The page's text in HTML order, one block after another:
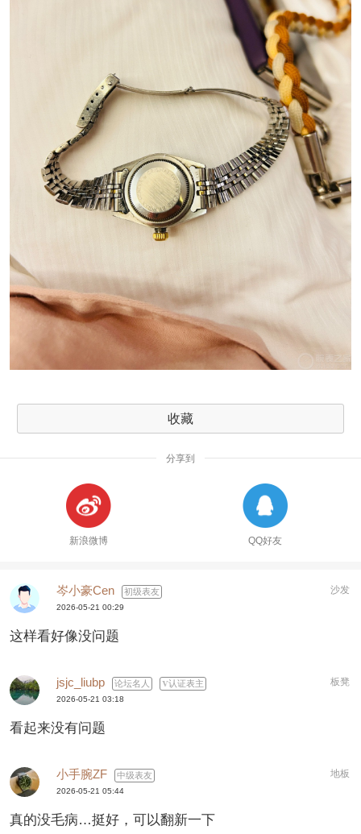
收藏
分享到
新浪微博 QQ好友
岑小豪Cen 初级表友 沙发
2026-05-21 00:29
这样看好像没问题
jsjc_liubp 论坛名人 认证表主 板凳
2026-05-21 03:18
看起来没有问题
小手腕ZF 中级表友 地板
2026-05-21 05:44
真的没毛病…挺好，可以翻新一下